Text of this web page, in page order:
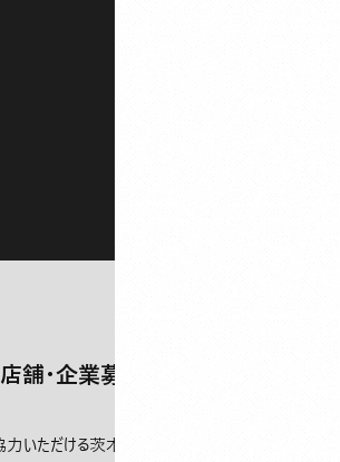
舗・企業募
いただける茨木の